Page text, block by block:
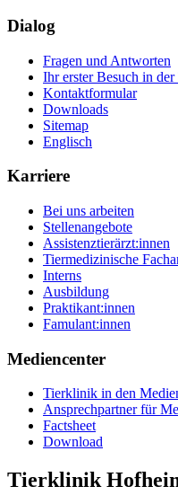
Dialog
Fragen und Antworten
Ihr erster Besuch in
Kontaktformular
Downloads
Sitemap
Englisch
Karriere
Bei uns arbeiten
Stellenangebote
Assistenztierärzt:innen
Tiermedizinische
Interns
Ausbildung
Praktikant:innen
Famulant:innen
Mediencenter
Tierklinik in den
Ansprechpartner für
Factsheet
Download
Tierklinik